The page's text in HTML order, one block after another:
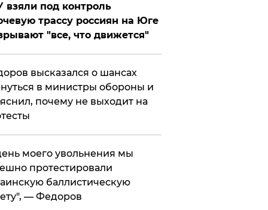
взяли под контроль
трассу россиян на Юге
"все, что движется"
высказался о шансах
в министры обороны и
почему не выходит на
моего увольнения мы
протестировали
баллистическую
— Федоров